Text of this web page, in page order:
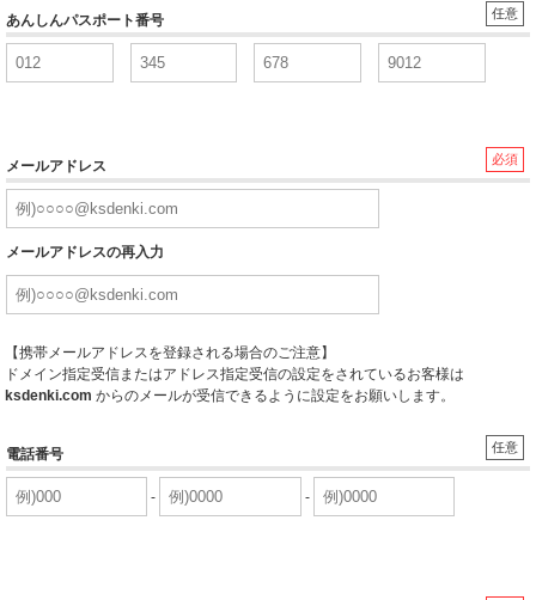
任意
あんしんパスポート番号
必須
メールアドレス
メールアドレスの再入力
【携帯メールアドレスを登録される場合のご注意】
ドメイン指定受信またはアドレス指定受信の設定をされているお客様は
ksdenki.com からのメールが受信できるように設定をお願いします。
任意
電話番号
- -